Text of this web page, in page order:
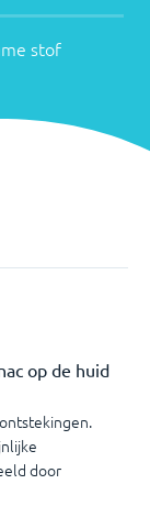
de
huid
de
werkzame
op
stof
op de huid
door